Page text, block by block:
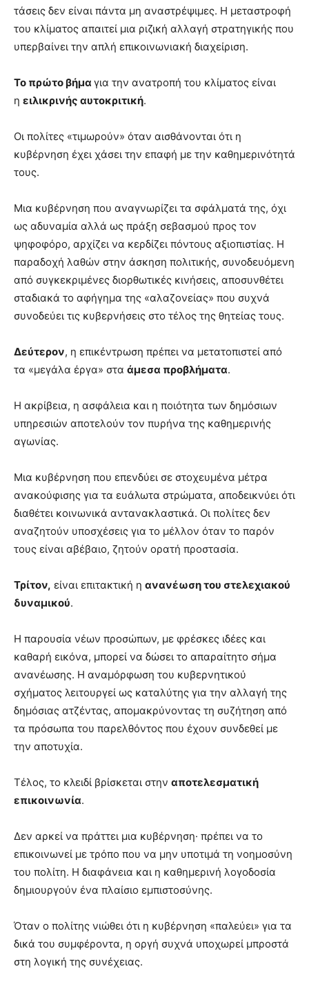
τάσεις δεν είναι πάντα μη αναστρέψιμες. Η μεταστροφή
του κλίματος απαιτεί μια ριζική αλλαγή στρατηγικής που
υπερβαίνει την απλή επικοινωνιακή διαχείριση.
Το πρώτο βήμα για την ανατροπή του κλίματος είναι
η ειλικρινής αυτοκριτική.
Οι πολίτες «τιμωρούν» όταν αισθάνονται ότι η
κυβέρνηση έχει χάσει την επαφή με την καθημερινότητά
τους.
Μια κυβέρνηση που αναγνωρίζει τα σφάλματά της, όχι
ως αδυναμία αλλά ως πράξη σεβασμού προς τον
ψηφοφόρο, αρχίζει να κερδίζει πόντους αξιοπιστίας. Η
παραδοχή λαθών στην άσκηση πολιτικής, συνοδευόμενη
από συγκεκριμένες διορθωτικές κινήσεις, αποσυνθέτει
σταδιακά το αφήγημα της «αλαζονείας» που συχνά
συνοδεύει τις κυβερνήσεις στο τέλος της θητείας τους.
Δεύτερον, η επικέντρωση πρέπει να μετατοπιστεί από
τα «μεγάλα έργα» στα άμεσα προβλήματα.
Η ακρίβεια, η ασφάλεια και η ποιότητα των δημόσιων
υπηρεσιών αποτελούν τον πυρήνα της καθημερινής
αγωνίας.
Μια κυβέρνηση που επενδύει σε στοχευμένα μέτρα
ανακούφισης για τα ευάλωτα στρώματα, αποδεικνύει ότι
διαθέτει κοινωνικά αντανακλαστικά. Οι πολίτες δεν
αναζητούν υποσχέσεις για το μέλλον όταν το παρόν
τους είναι αβέβαιο, ζητούν ορατή προστασία.
Τρίτον, είναι επιτακτική η ανανέωση του στελεχιακού
δυναμικού.
Η παρουσία νέων προσώπων, με φρέσκες ιδέες και
καθαρή εικόνα, μπορεί να δώσει το απαραίτητο σήμα
ανανέωσης. Η αναμόρφωση του κυβερνητικού
σχήματος λειτουργεί ως καταλύτης για την αλλαγή της
δημόσιας ατζέντας, απομακρύνοντας τη συζήτηση από
τα πρόσωπα του παρελθόντος που έχουν συνδεθεί με
την αποτυχία.
Τέλος, το κλειδί βρίσκεται στην αποτελεσματική
επικοινωνία.
Δεν αρκεί να πράττει μια κυβέρνηση· πρέπει να το
επικοινωνεί με τρόπο που να μην υποτιμά τη νοημοσύνη
του πολίτη. Η διαφάνεια και η καθημερινή λογοδοσία
δημιουργούν ένα πλαίσιο εμπιστοσύνης.
Όταν ο πολίτης νιώθει ότι η κυβέρνηση «παλεύει» για τα
δικά του συμφέροντα, η οργή συχνά υποχωρεί μπροστά
στη λογική της συνέχειας.